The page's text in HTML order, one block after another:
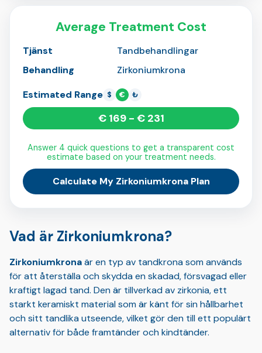
Average Treatment Cost
Tjänst
Tandbehandlingar
Behandling
Zirkoniumkrona
Estimated Range $ € ₺
€ 169 - € 231
Answer 4 quick questions to get a transparent cost
estimate based on your treatment needs.
Calculate My Zirkoniumkrona Plan
Vad är Zirkoniumkrona?
Zirkoniumkronaär en typ av tandkrona som används
för att återställa och skydda en skadad, försvagad eller
kraftigt lagad tand. Den är tillverkad av zirkonia, ett
starkt keramiskt material som är känt för sin hållbarhet
och sitt tandlika utseende, vilket gör den till ett populärt
alternativ för både framtänder och kindtänder.